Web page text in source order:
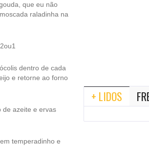
que eu não
raladinha na
dentro de cada
e retorne ao forno
de azeite e ervas
temperadinho e
+ LIDOS